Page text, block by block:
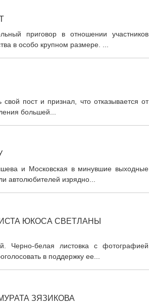
приговор в отношении участников
в особо крупном размере. ...
пост и признал, что отказывается от
большей...
и Московская в минувшие выходные
автолюбителей изрядно...
ЮКОСА СВЕТЛАНЫ
Черно-белая листовка с фотографией
в поддержку ее...
ЗЯЗИКОВА